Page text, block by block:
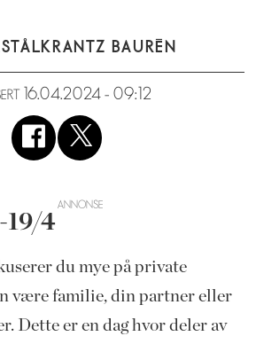
STÅLKRANTZ BAURÉN
16.04.2024 - 09:12
19/4
du mye på private
være familie, din partner eller
Dette er en dag hvor deler av